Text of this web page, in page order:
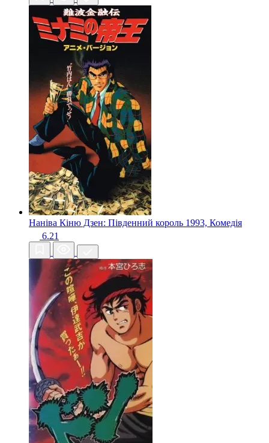
Наніва Кіню Дзен: Південний король 1993, Комедія
6.21